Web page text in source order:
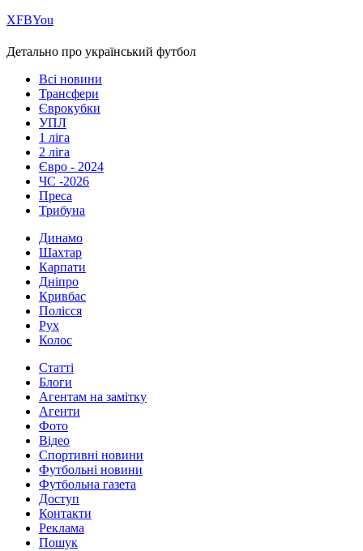
ХFBYou
Детально про український футбол
Всі новини
Трансфери
Єврокубки
УПЛ
1 ліга
2 ліга
Євро - 2024
ЧС -2026
Преса
Трибуна
Динамо
Шахтар
Карпати
Дніпро
Кривбас
Полісся
Рух
Колос
Статті
Блоги
Агентам на замітку
Агенти
Фото
Відео
Спортивні новини
Футбольні новини
Футбольна газета
Доступ
Контакти
Реклама
Пошук